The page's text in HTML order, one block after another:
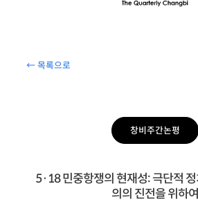
← 목록으로
창비주간논평
5·18 민중항쟁의 현재성: 극단적
의의 진전을 위하여